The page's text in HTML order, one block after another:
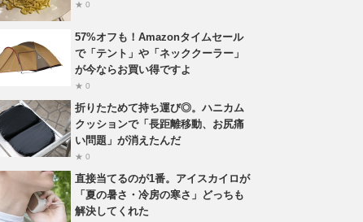
★ 0
57%オフも！Amazonタイムセール
で「テント」や「ネッククーラー」
が今ならお買い得ですよ
★ 0
折りたためて持ち運び◎。ハニカム
クッションで「長距離移動、お尻痛
い問題」が消えたんだ
★ 0
直接当てるのが1番。アイスカイロが
「夏の暑さ・冷房の寒さ」どっちも
解決してくれた